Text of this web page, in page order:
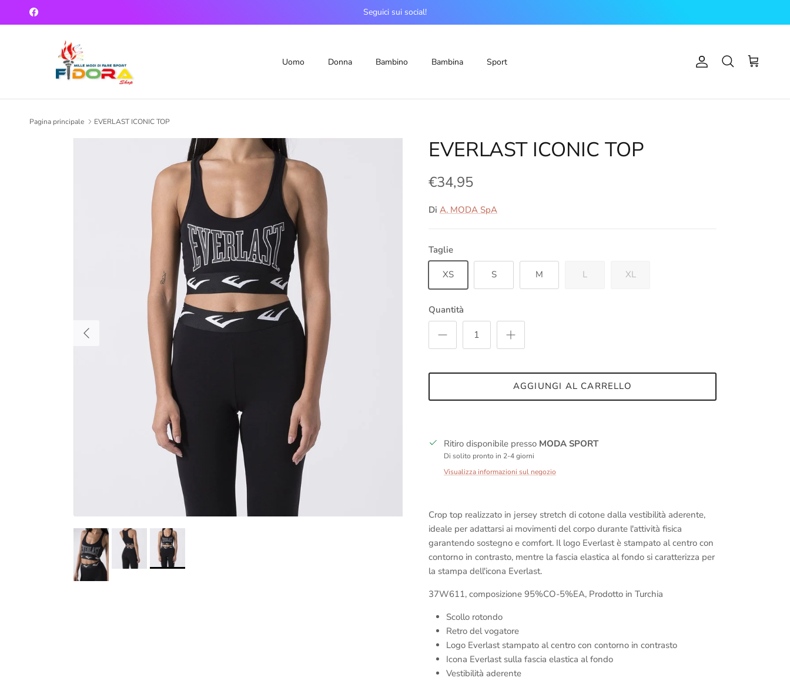
Passa ai contenuti
Facebook Seguici sui social!
Uomo Donna Bambino Bambina Sport Account
Cerca Carrello
Pagina principale EVERLAST ICONIC TOP
Indietro
EVERLAST ICONIC TOP
€34,95
Di A. MODA SpA
Taglie
XS S M L XL
Quantità
AGGIUNGI AL CARRELLO
Ritiro disponibile presso MODA SPORT
Di solito pronto in 2-4 giorni
Visualizza informazioni sul negozio
Crop top realizzato in jersey stretch di cotone dalla vestibilità aderente,
ideale per adattarsi ai movimenti del corpo durante l'attività fisica
garantendo sostegno e comfort. Il logo Everlast è stampato al centro con
contorno in contrasto, mentre la fascia elastica al fondo si caratterizza per
la stampa dell'icona Everlast.
37W611, composizione 95%CO-5%EA, Prodotto in Turchia
Scollo rotondo
Retro del vogatore
Logo Everlast stampato al centro con contorno in contrasto
Icona Everlast sulla fascia elastica al fondo
Vestibilità aderente